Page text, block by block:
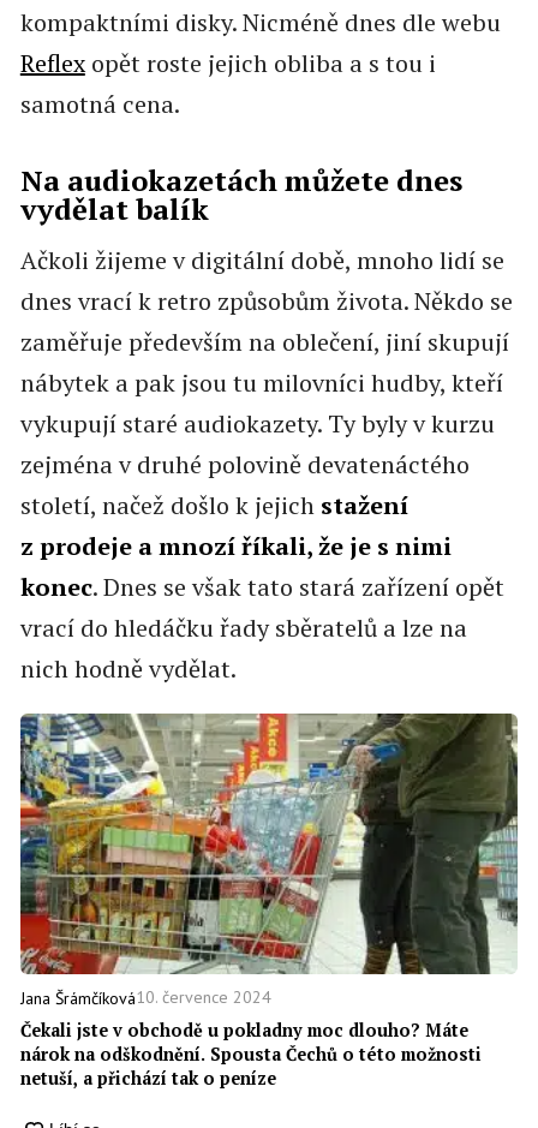
kompaktními disky. Nicméně dnes dle webu
Reflexopět roste jejich obliba a s tou i
samotná cena.
Na audiokazetách můžete dnes
vydělat balík
Ačkoli žijeme v digitální době, mnoho lidí se
dnes vrací k retro způsobům života. Někdo se
zaměřuje především na oblečení, jiní skupují
nábytek a pak jsou tu milovníci hudby, kteří
vykupují staré audiokazety. Ty byly v kurzu
zejména v druhé polovině devatenáctého
století, načež došlo k jejich stažení
z prodeje a mnozí říkali, že je s nimi
konec. Dnes se však tato stará zařízení opět
vrací do hledáčku řady sběratelů a lze na
nich hodně vydělat.
Jana Šrámčíková10. července 2024
Čekali jste v obchodě u pokladny moc dlouho? Máte
nárok na odškodnění. Spousta Čechů o této možnosti
netuší, a přichází tak o peníze